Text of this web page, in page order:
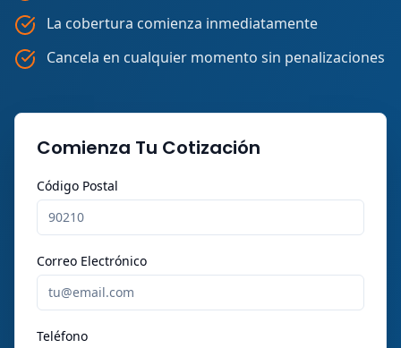
La cobertura comienza inmediatamente
Cancela en cualquier momento sin penalizaciones
Comienza Tu Cotización
Código Postal
Correo Electrónico
Teléfono